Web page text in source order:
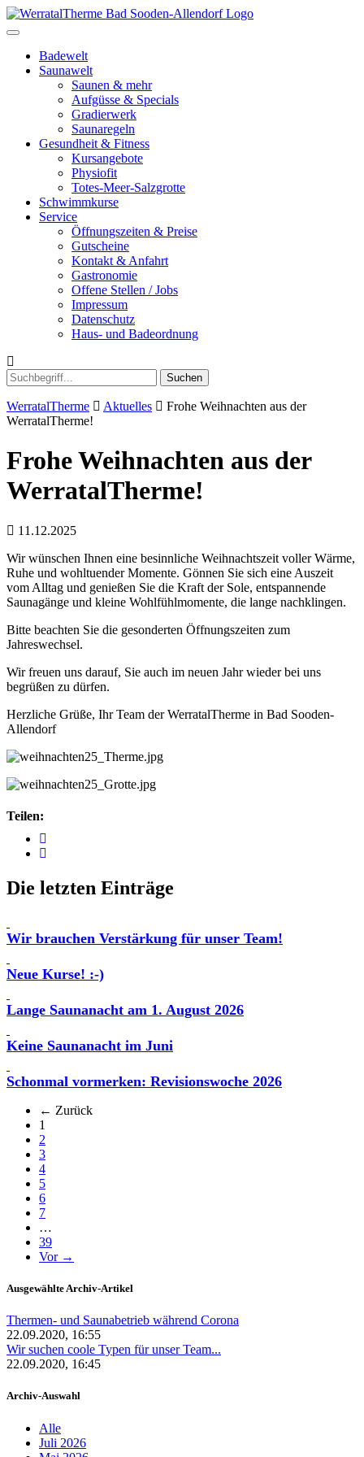
Toggle
navigationBadewelt
Saunawelt
Saunen & mehr
Aufgüsse & Specials
Gradierwerk
Saunaregeln
Gesundheit & Fitness
Kursangebote
Physiofit
Totes-Meer-Salzgrotte
Schwimmkurse
Service
Öffnungszeiten & Preise
Gutscheine
Kontakt & Anfahrt
Gastronomie
Offene Stellen / Jobs
Impressum
Datenschutz
Haus- und Badeordnung
Suchen
WerratalTherme Aktuelles
Frohe Weihnachten aus der
WerratalTherme!
Frohe Weihnachten aus der
WerratalTherme!
11.12.2025
Wir wünschen Ihnen eine besinnliche Weihnachtszeit voller Wärme,
Ruhe und wohltuender Momente. Gönnen Sie sich eine Auszeit
vom Alltag und genießen Sie die Kraft der Sole, entspannende
Saunagänge und kleine Wohlfühlmomente, die lange nachklingen.
Bitte beachten Sie die gesonderten Öffnungszeiten zum
Jahreswechsel.
Wir freuen uns darauf, Sie auch im neuen Jahr wieder bei uns
begrüßen zu dürfen.
Herzliche Grüße, Ihr Team der WerratalTherme in Bad Sooden-
Allendorf
Teilen:
Die letzten Einträge
Wir brauchen Verstärkung für unser Team!
Neue Kurse! :-)
Lange Saunanacht am 1. August 2026
Keine Saunanacht im Juni
Schonmal vormerken: Revisionswoche 2026
← Zurück
1
2
3
4
5
6
7
…
39
Vor →
Ausgewählte Archiv-Artikel
Thermen- und Saunabetrieb während Corona
22.09.2020, 16:55
Wir suchen coole Typen für unser Team...
22.09.2020, 16:45
Archiv-Auswahl
Alle
Juli 2026